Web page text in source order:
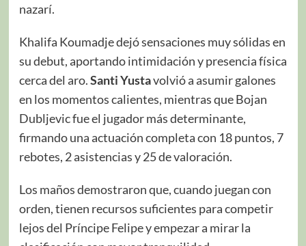
nazarí.
Khalifa Koumadje dejó sensaciones muy sólidas en
su debut, aportando intimidación y presencia física
cerca del aro.Santi Yustavolvió a asumir galones
en los momentos calientes, mientras que Bojan
Dubljevic fue el jugador más determinante,
firmando una actuación completa con 18 puntos, 7
rebotes, 2 asistencias y 25 de valoración.
Los maños demostraron que, cuando juegan con
orden, tienen recursos suficientes para competir
lejos del Príncipe Felipe y empezar a mirar la